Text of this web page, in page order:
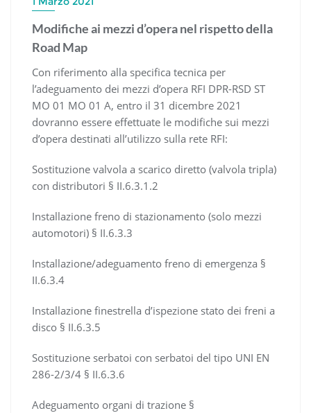
Modifiche ai mezzi d’opera nel rispetto della
Road Map
Con riferimento alla specifica tecnica per
l’adeguamento dei mezzi d’opera RFI DPR-RSD ST
MO 01 MO 01 A, entro il 31 dicembre 2021
dovranno essere effettuate le modifiche sui mezzi
d’opera destinati all’utilizzo sulla rete RFI:
Sostituzione valvola a scarico diretto (valvola tripla)
con distributori § II.6.3.1.2
Installazione freno di stazionamento (solo mezzi
automotori) § II.6.3.3
Installazione/adeguamento freno di emergenza §
II.6.3.4
Installazione finestrella d’ispezione stato dei freni a
disco § II.6.3.5
Sostituzione serbatoi con serbatoi del tipo UNI EN
286-2/3/4 § II.6.3.6
Adeguamento organi di trazione §